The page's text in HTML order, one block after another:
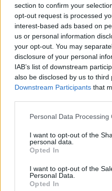
section to confirm your
opt-out request is processed
interest-based ads based on
us or personal information
your opt-out. You may
disclosure of your personal
IAB’s list of downstream
also be disclosed by us to third
Downstream Participants that
Please note that this website/
not limited to your visit or
grant or deny consent to
use your data for below
consent section.
Personal Data Processing
I want to opt-out of the
personal data.
Opted In
I want to opt-out of the
Personal Data.
Opted In
Continua a leggere
CAMPIONATI E COMPETIZIONI